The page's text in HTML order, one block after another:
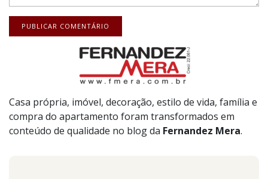
Casa própria, imóvel, decoração, estilo de vida, família e
compra do apartamento foram transformados em
conteúdo de qualidade no blog da Fernandez Mera.